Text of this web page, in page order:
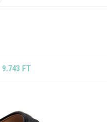
9.743 FT